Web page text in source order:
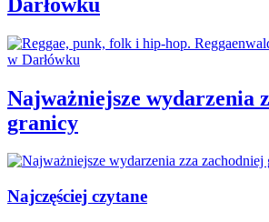
Najważniejsze wydarzenia
granicy
Najczęściej czytane